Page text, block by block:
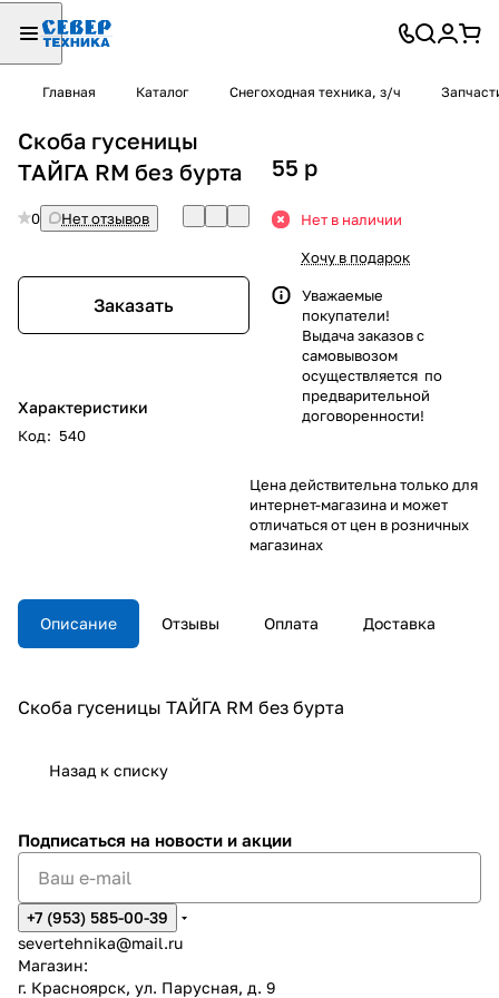
Главная Каталог Снегоходная техника, з/ч
Скоба гусеницы
ТАЙГА RM без бурта
0 Нет отзывов
Заказать
Характеристики
Код: 540
55 p
Нет в наличии
Хочу в подарок
Уважаемые
покупатели!
Выдача заказов с
самовывозом
осуществляется по
предварительной
договоренности!
Цена действительна только для
интернет-магазина и может
отличаться от цен в розничных
магазинах
Описание Отзывы Оплата Доставка
Скоба гусеницы ТАЙГА RM без бурта
Назад к списку
Подписаться на новости и акции
+7 (953) 585-00-39
severtehnika@mail.ru
Магазин:
г. Красноярск, ул. Парусная, д. 9